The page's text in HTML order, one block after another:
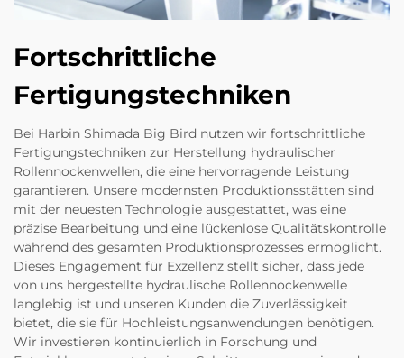
Fortschrittliche
Fertigungstechniken
Bei Harbin Shimada Big Bird nutzen wir fortschrittliche
Fertigungstechniken zur Herstellung hydraulischer
Rollennockenwellen, die eine hervorragende Leistung
garantieren. Unsere modernsten Produktionsstätten sind
mit der neuesten Technologie ausgestattet, was eine
präzise Bearbeitung und eine lückenlose Qualitätskontrolle
während des gesamten Produktionsprozesses ermöglicht.
Dieses Engagement für Exzellenz stellt sicher, dass jede
von uns hergestellte hydraulische Rollennockenwelle
langlebig ist und unseren Kunden die Zuverlässigkeit
bietet, die sie für Hochleistungsanwendungen benötigen.
Wir investieren kontinuierlich in Forschung und